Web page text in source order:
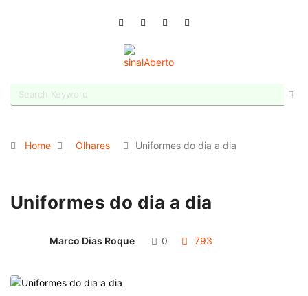
Home Olhares Uniformes do dia a dia
Uniformes do dia a dia
Marco Dias Roque 0 793